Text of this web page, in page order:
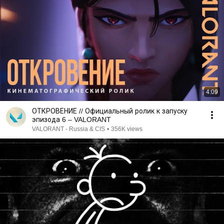
4:09
ОТКРОВЕНИЕ // Официальный ролик к запуску
эпизода 6 – VALORANT
VALORANT - Russia & CIS • 356K views